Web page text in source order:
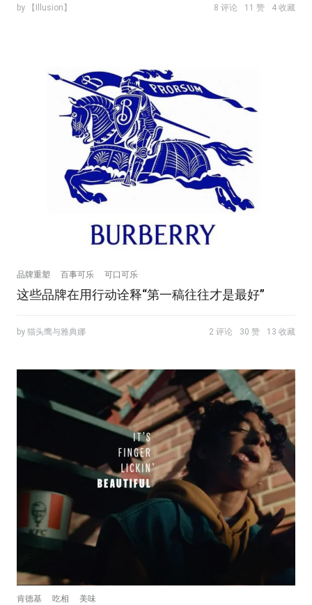
by 【Illusion】 8 评论 11 赞 4 收藏
品牌重塑 百事可乐 可口可乐
这些品牌在用行动诠释“第一稿往往才是最好”
by 猫头鹰与雅典娜 2 评论 30 赞 13 收藏
肯德基 吃相 美味